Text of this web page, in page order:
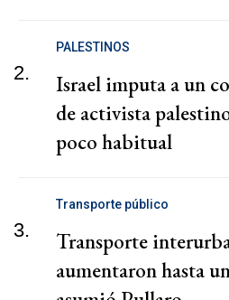
2.
PALESTINOS
Israel imputa a un
de activista
poco habitual
3.
Transporte público
Transporte
aumentaron hasta